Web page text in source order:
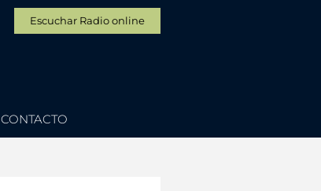
Escuchar Radio online
CONTACTO